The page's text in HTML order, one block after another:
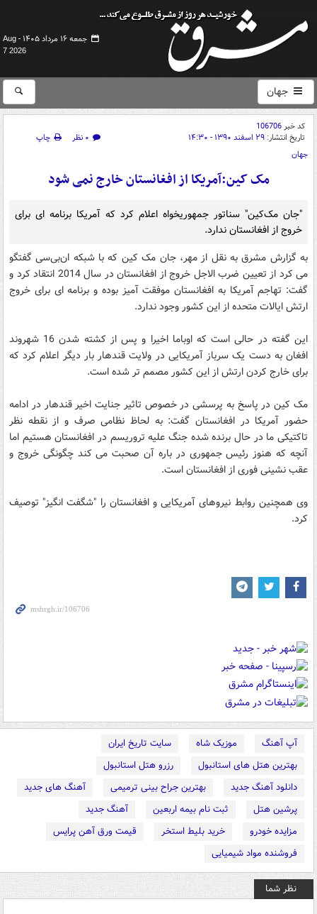
جمعه ۱۶ مرداد ۱۴۰۵ -
Aug
7 2026
جهان
کد خبر106706
تاریخ انتشار: ۲۹ اسفند ۱۳۹۰ - ۱۴:۳۰ ۰ نظر
چاپ
جهان
مک‌ کین:آمریکا از افغانستان خارج نمی شود
"جان مک‌کین" سناتور جمهوریخواه اعلام کرد که آمریکا برنامه ای برای
خروج از افغانستان ندارد.
به گزارش مشرق به نقل از مهر، جان مک کین که با شبکه ان‌بی‌سی گفتگو
می کرد از تعیین ضرب الاجل خروج از افغانستان در سال 2014 انتقاد کرد و
گفت: تهاجم آمریکا به افغانستان موفقت آمیز بوده و برنامه ای برای خروج
ارتش ایالات متحده از این کشور وجود ندارد.
این گفته در حالی است که اوباما اخیرا و پس از کشته شدن 16 شهروند
افغان به دست یک سرباز آمریکایی در ولایت قندهار بار دیگر اعلام کرد که
برای خارج کردن ارتش از این کشور مصمم تر شده است.
مک کین در پاسخ به پرسشی در خصوص تاثیر جنایت اخیر قندهار در ادامه
حضور آمریکا در افغانستان گفت: به لحاظ نظامی صرف و از نقطه نظر
تاکتیکی ما در حال برنده شده جنگ علیه تروریسم در افغانستان هستیم اما
آنچه که هنوز رئیس جمهوری در باره آن صحبت می کند چگونگی خروج و
عقب نشینی فوری از افغانستان است.
وی همچنین روابط نیروهای آمریکایی و افغانستان را "شگفت انگیز" توصیف
کرد.
آپ آهنگ موزیک شاه
سایت تاریخ ایران
بهترین هتل های استانبول
رزرو هتل استانبول
دانلود آهنگ جدید
بهترین جراح بینی ترمیمی
آهنگ های جدید
پرشین هتل
ثبت نام بیمه اربعین
آهنگ جدید
مزایده خودرو
خرید بلیط استخر
قیمت ورق آهن پرایس
فروشنده مواد شیمیایی
نظر شما